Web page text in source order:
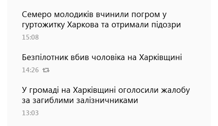
Семеро молодиків вчинили погром у
гуртожитку Харкова та отримали підозри
15:08
Безпілотник вбив чоловіка на Харківщині
14:26
У громаді на Харківщині оголосили жалобу
за загиблими залізничниками
13:03